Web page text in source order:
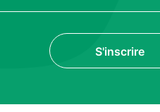
S'inscrire